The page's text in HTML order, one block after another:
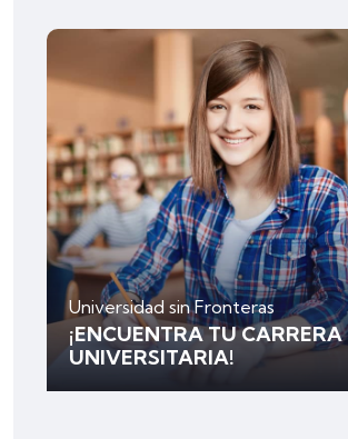
Universidad sin Fronteras
¡ENCUENTRA TU CARRERA
UNIVERSITARIA!